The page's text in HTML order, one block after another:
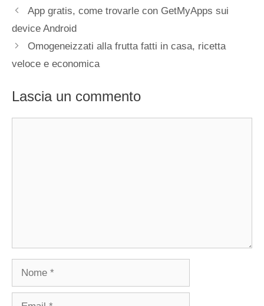
App gratis, come trovarle con GetMyApps sui
device Android
Omogeneizzati alla frutta fatti in casa, ricetta
veloce e economica
Lascia un commento